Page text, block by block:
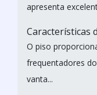
apresenta
Características
O piso
frequentadores
vanta...